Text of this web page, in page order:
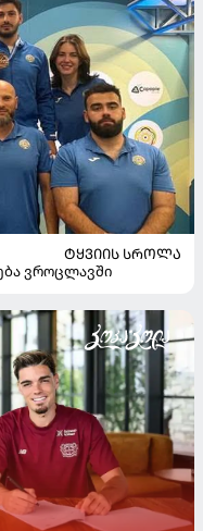
ᲢᲧᲕᲘᲘᲡ ᲡᲠᲝᲚᲐ
ვროცლავში